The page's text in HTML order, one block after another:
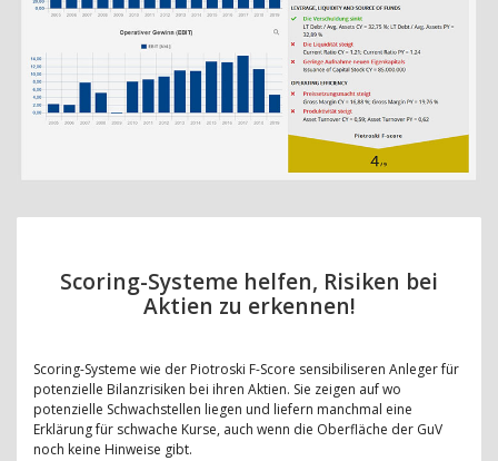
Scoring-Systeme helfen, Risiken bei
Aktien zu erkennen!
Scoring-Systeme wie der Piotroski F-Score sensibiliseren Anleger für
potenzielle Bilanzrisiken bei ihren Aktien. Sie zeigen auf wo
potenzielle Schwachstellen liegen und liefern manchmal eine
Erklärung für schwache Kurse, auch wenn die Oberfläche der GuV
noch keine Hinweise gibt.